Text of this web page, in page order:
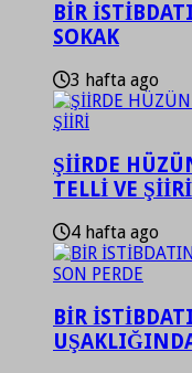
BİR
SOKAK
3 hafta ago
ŞİİRDE
TELLİ VE ŞİİRİ
4 hafta ago
BİR